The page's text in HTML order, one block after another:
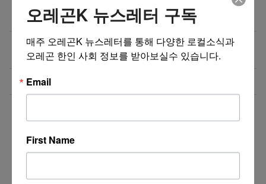
새로운 포차 서버구함 / Server needed for Korean
Gastropub (Downtown PDX)
07/06/26
[한식타운] 파트타임 서버 모집 – 활기차고 친절한 분
환영!
07/03/26
Business Development Manager
오레곤K 뉴스레터 구독
매주 오레곤K 뉴스레터를 통해 다양한 로컬소식과
오레곤 한인 사회 정보를 받아보실수 있습니다.
Email
First Name